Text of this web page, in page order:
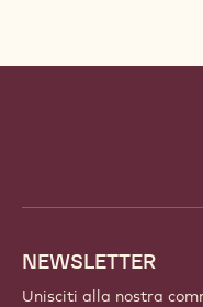
NEWSLETTER
Unisciti alla nostra